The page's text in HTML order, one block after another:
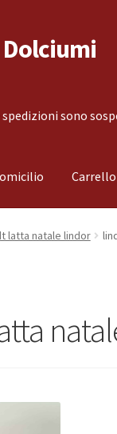
spedizioni sono
Carrello
Cassa Condizioni di
latta natale lindor